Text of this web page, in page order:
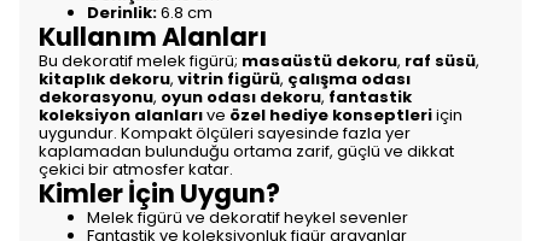
Derinlik:6.8 cm
Kullanım Alanları
Bu dekoratif melek figürü; masaüstü dekoru, raf süsü,
kitaplık dekoru, vitrin figürü, çalışma odası
dekorasyonu, oyun odası dekoru,fantastik
koleksiyon alanlarıve özel hediye konseptleriiçin
uygundur. Kompakt ölçüleri sayesinde fazla yer
kaplamadan bulunduğu ortama zarif, güçlü ve dikkat
çekici bir atmosfer katar.
Kimler İçin Uygun?
Melek figürü ve dekoratif heykel sevenler
Fantastik ve koleksiyonluk figür arayanlar